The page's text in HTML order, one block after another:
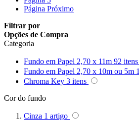
Selens
Shimbol
Smallrig
Página Próximo
Filtrar por
Opções de Compra
Categoria
Fundo em Papel 2,70 x 11m 92 itens
Fundo em Papel 2,70 x 10m ou 5m 1
Chroma Key 3 itens
Cor do fundo
Cinza 1 artigo